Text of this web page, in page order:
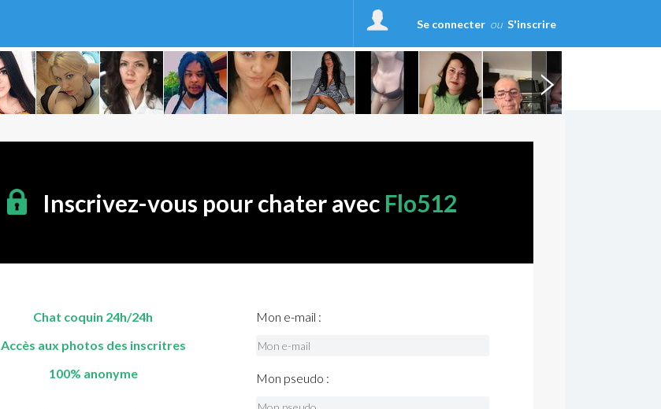
Se connecter ou S'inscrire
Inscrivez-vous pour chater avec Flo512
Chat coquin 24h/24h
Accès aux photos des inscritres
100% anonyme
Mon e-mail :
Mon pseudo :